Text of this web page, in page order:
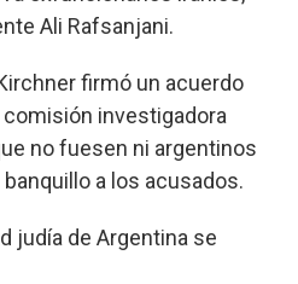
Ali Rafsanjani.
firmó un acuerdo
comisión investigadora
no fuesen ni argentinos
a los acusados.
judía de Argentina se